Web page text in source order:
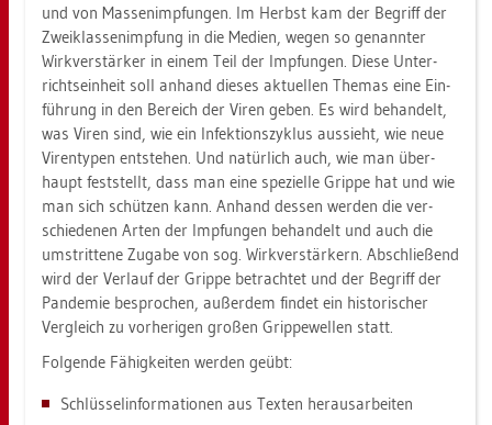
und von Mas­sen­imp­fun­gen. Im Herbst kam der Be­griff der
Zwei­klas­sen­imp­fung in die Me­di­en, wegen so ge­nann­ter
Wirk­ver­stär­ker in einem Teil der Imp­fun­gen. Diese Un­ter­
richts­ein­heit soll an­hand die­ses ak­tu­el­len The­mas eine Ein­
füh­rung in den Be­reich der Viren geben. Es wird be­han­delt,
was Viren sind, wie ein In­fek­ti­ons­zy­klus aus­sieht, wie neue
Vi­ren­ty­pen ent­ste­hen. Und na­tür­lich auch, wie man über­
haupt fest­stellt, dass man eine spe­zi­el­le Grip­pe hat und wie
man sich schüt­zen kann. An­hand des­sen wer­den die ver­
schie­de­nen Arten der Imp­fun­gen be­han­delt und auch die
um­strit­te­ne Zu­ga­be von sog. Wirk­ver­stär­kern. Ab­schlie­ßend
wird der Ver­lauf der Grip­pe be­trach­tet und der Be­griff der
Pan­de­mie be­spro­chen, au­ßer­dem fin­det ein his­to­ri­scher
Ver­gleich zu vor­he­ri­gen gro­ßen Grip­pe­wel­len statt.
Fol­gen­de Fä­hig­kei­ten wer­den geübt:
Schlüs­sel­in­for­ma­tio­nen aus Tex­ten her­aus­ar­bei­ten